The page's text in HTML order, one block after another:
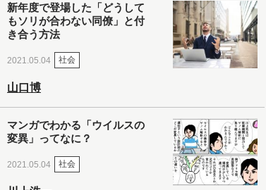
新年度で登場した「どうして
もソリが合わない同僚」と付
き合う方法
2021.05.04 社会
山口博
マンガでわかる「ウイルスの
変異」ってなに？
2021.05.04 社会